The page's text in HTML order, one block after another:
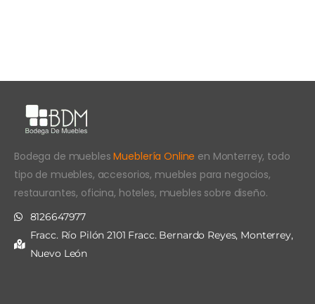
Bodega de mueblesMueblería Online en Monterrey, todo
tipo de muebles, accesorios, muebles para negocios,
restaurantes, oficina, hoteles, muebles sobre diseño.
8126647977
Fracc. Río Pilón 2101 Fracc. Bernardo Reyes, Monterrey,
Nuevo León